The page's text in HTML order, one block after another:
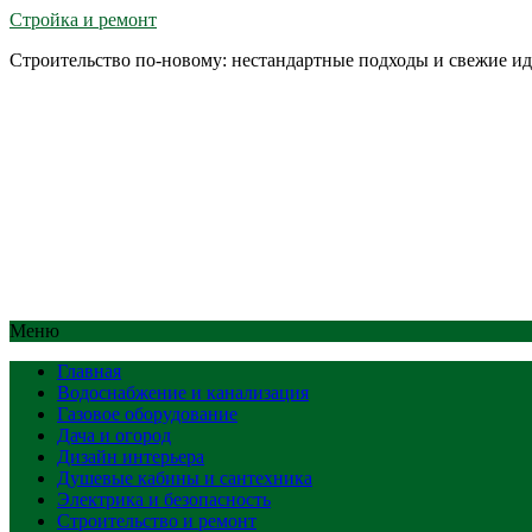
Стройка и ремонт
Строительство по-новому: нестандартные подходы и свежие
Меню
Главная
Водоснабжение и канализация
Газовое оборудование
Дача и огород
Дизайн интерьера
Душевые кабины и сантехника
Электрика и безопасность
Строительство и ремонт